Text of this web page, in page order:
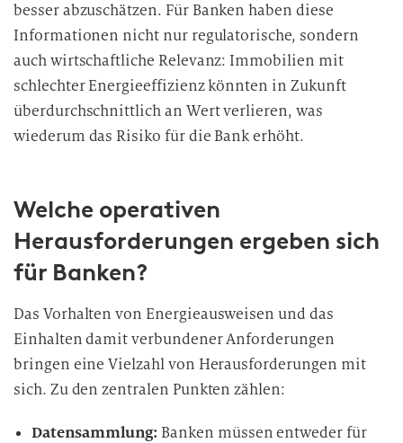
besser abzuschätzen. Für Banken haben diese
Informationen nicht nur regulatorische, sondern
auch wirtschaftliche Relevanz: Immobilien mit
schlechter Energieeffizienz könnten in Zukunft
überdurchschnittlich an Wert verlieren, was
wiederum das Risiko für die Bank erhöht.
Welche operativen
Herausforderungen ergeben sich
für Banken?
Das Vorhalten von Energieausweisen und das
Einhalten damit verbundener Anforderungen
bringen eine Vielzahl von Herausforderungen mit
sich. Zu den zentralen Punkten zählen:
Datensammlung: Banken müssen entweder für